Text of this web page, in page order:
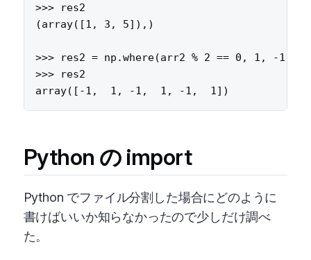
>>> res2
(array([1, 3, 5]),)
>>> res2 = np.where(arr2 % 2 == 0, 1, -1)
>>> res2
Python の import
Python でファイル分割した場合にどのように
書けばいいか知らなかったので少しだけ調べ
た。